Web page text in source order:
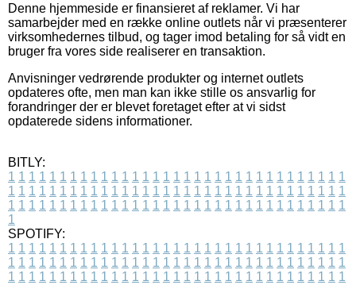
Denne hjemmeside er finansieret af reklamer. Vi har
samarbejder med en række online outlets når vi præsenterer
virksomhedernes tilbud, og tager imod betaling for så vidt en
bruger fra vores side realiserer en transaktion.
Anvisninger vedrørende produkter og internet outlets
opdateres ofte, men man kan ikke stille os ansvarlig for
forandringer der er blevet foretaget efter at vi sidst
opdaterede sidens informationer.
BITLY:
1 1 1 1 1 1 1 1 1 1 1 1 1 1 1 1 1 1 1 1 1 1 1 1 1 1 1 1 1 1 1 1 1
1 1 1 1 1 1 1 1 1 1 1 1 1 1 1 1 1 1 1 1 1 1 1 1 1 1 1 1 1 1 1 1 1
1 1 1 1 1 1 1 1 1 1 1 1 1 1 1 1 1 1 1 1 1 1 1 1 1 1 1 1 1 1 1 1 1
1
SPOTIFY:
1 1 1 1 1 1 1 1 1 1 1 1 1 1 1 1 1 1 1 1 1 1 1 1 1 1 1 1 1 1 1 1 1
1 1 1 1 1 1 1 1 1 1 1 1 1 1 1 1 1 1 1 1 1 1 1 1 1 1 1 1 1 1 1 1 1
1 1 1 1 1 1 1 1 1 1 1 1 1 1 1 1 1 1 1 1 1 1 1 1 1 1 1 1 1 1 1 1 1